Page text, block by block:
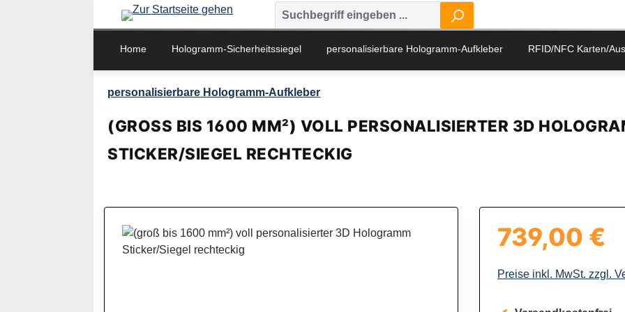
Zur Hauptnavigation springen
Home Hologramm-Sicherheitssiegel personalisierbare Hologramm-Aufkleber RFID/NFC Karten/
personalisierbare Hologramm-Aufkleber
(GROSS BIS 1600 MM²) VOLL PERSONALISIERTER 3D
TICKER/SIEGEL RECHTECKIG
Bildergalerie überspringen Regulärer Preis:
739,00 €
Preise inkl. MwSt. zzgl.